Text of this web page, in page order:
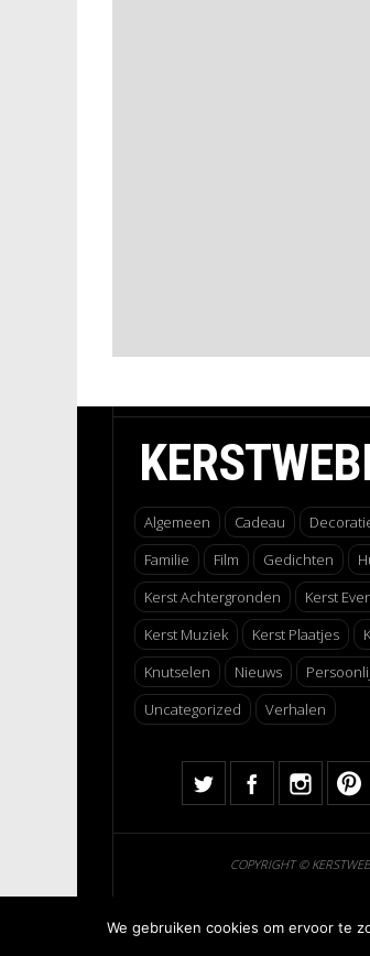
Algemeen Cadeau
Familie
Film Gedichten
Kerst Achtergronden
Kerst
Kerst Muziek
Kerst Plaatjes
Knutselen
Nieuws
Uncategorized
Verhalen
COPYRIGHT ©
We gebruiken cookies om ervoor te